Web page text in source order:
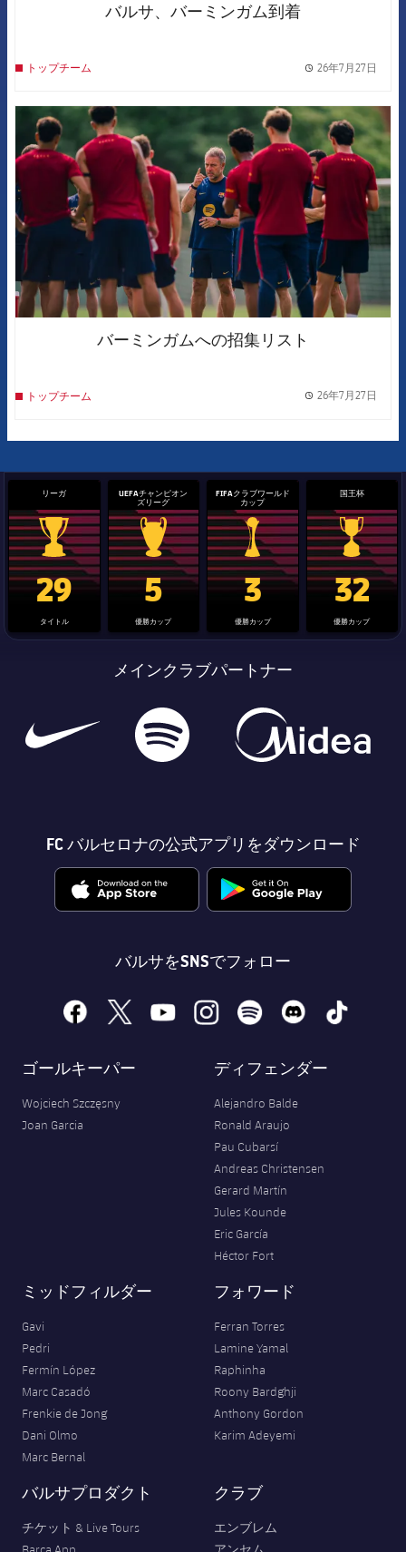
バルサ、バーミンガム到着
トップチーム 26年7月27日
FCB Barcelona badge
バーミンガムへの招集リスト
トップチーム 26年7月27日
リーガ
La Liga trophy
29
タイトル
UEFAチャンピオン
ズリーグ
Champions League trophy
5
優勝カップ
FIFAクラブワールド
カップ
label.aria.clubworldcup
3
優勝カップ
国王杯
国王杯
32
優勝カップ
メインクラブパートナー
FC バルセロナの公式アプリをダウンロード
バルサをSNSでフォロー
facebook
x youtubeinstagramspotify discord tiktok
ゴールキーパー
Wojciech Szczęsny
Joan Garcia
ディフェンダー
Alejandro Balde
Ronald Araujo
Pau Cubarsí
Andreas Christensen
Gerard Martín
Jules Kounde
Eric García
Héctor Fort
ミッドフィルダー
Gavi
Pedri
Fermín López
Marc Casadó
Frenkie de Jong
Dani Olmo
Marc Bernal
フォワード
Ferran Torres
Lamine Yamal
Raphinha
Roony Bardghji
Anthony Gordon
Karim Adeyemi
バルサプロダクト
チケット & Live Tours
クラブ
エンブレム